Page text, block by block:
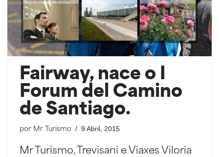
Fairway, nace o I
Forum del Camino
de Santiago.
por Mr Turismo 9 Abril, 2015
Mr Turismo, Trevisani e Viaxes Viloria